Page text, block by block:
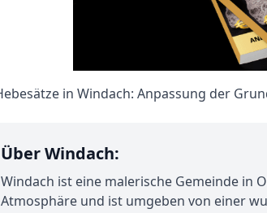
Über Windach:
Windach ist eine malerische Gemeinde in
Atmosphäre und ist umgeben von einer